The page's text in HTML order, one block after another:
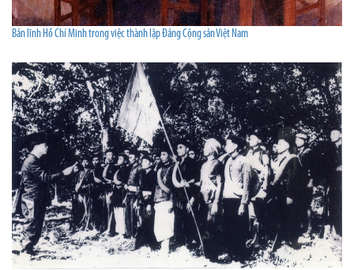
Bản lĩnh Hồ Chí Minh trong việc thành lập Đảng Cộng sản Việt Nam